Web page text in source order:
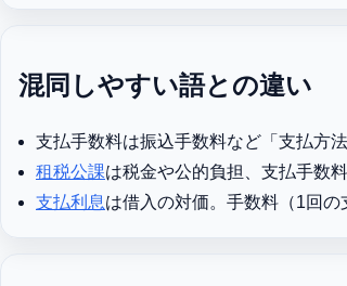
混同しやすい語との違い
支払手数料は振込手数料など「支払方
租税公課は税金や公的負担、支払手数
支払利息は借入の対価。手数料（1回の